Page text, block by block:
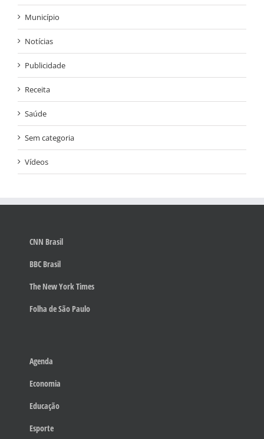
Município
Notícias
Publicidade
Receita
Saúde
Sem categoria
Vídeos
CNN Brasil
BBC Brasil
The New York Times
Folha de São Paulo
Agenda
Economia
Educação
Esporte